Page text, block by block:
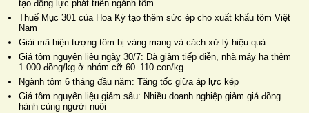
tạo động lực phát triển ngành tôm
Thuế Mục 301 của Hoa Kỳ tạo thêm sức ép cho xuất khẩu tôm Việt
Nam
Giải mã hiện tượng tôm bị vàng mang và cách xử lý hiệu quả
Giá tôm nguyên liệu ngày 30/7: Đà giảm tiếp diễn, nhà máy hạ thêm
1.000 đồng/kg ở nhóm cỡ 60–110 con/kg
Ngành tôm 6 tháng đầu năm: Tăng tốc giữa áp lực kép
Giá tôm nguyên liệu giảm sâu: Nhiều doanh nghiệp giảm giá đồng
hành cùng người nuôi